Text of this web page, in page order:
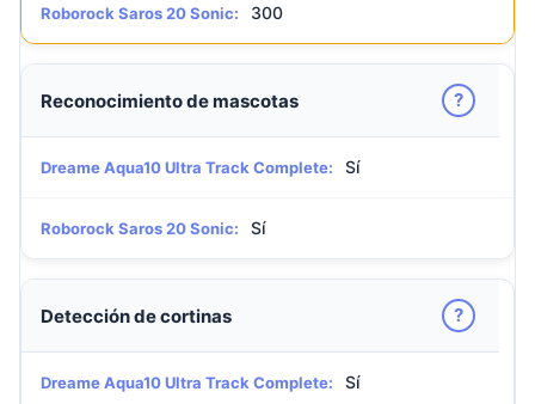
Roborock Saros 20 Sonic: 300
Reconocimiento de mascotas ?
Dreame Aqua10 Ultra Track Complete: Sí
Roborock Saros 20 Sonic: Sí
Detección de cortinas ?
Dreame Aqua10 Ultra Track Complete: Sí